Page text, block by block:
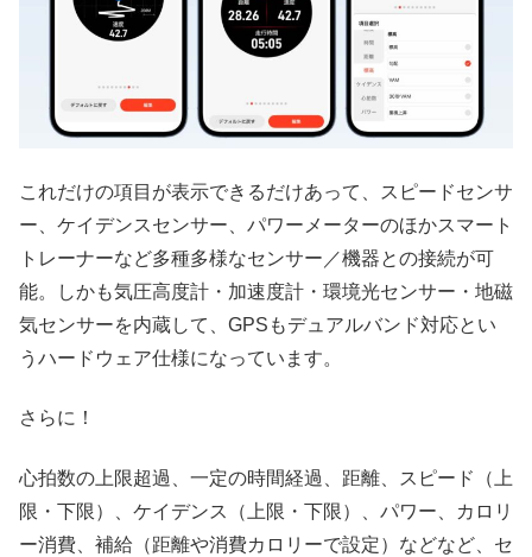
これだけの項目が表示できるだけあって、スピードセンサ
ー、ケイデンスセンサー、パワーメーターのほかスマート
トレーナーなど多種多様なセンサー／機器との接続が可
能。しかも気圧高度計・加速度計・環境光センサー・地磁
気センサーを内蔵して、GPSもデュアルバンド対応とい
うハードウェア仕様になっています。
さらに！
心拍数の上限超過、一定の時間経過、距離、スピード（上
限・下限）、ケイデンス（上限・下限）、パワー、カロリ
ー消費、補給（距離や消費カロリーで設定）などなど、セ